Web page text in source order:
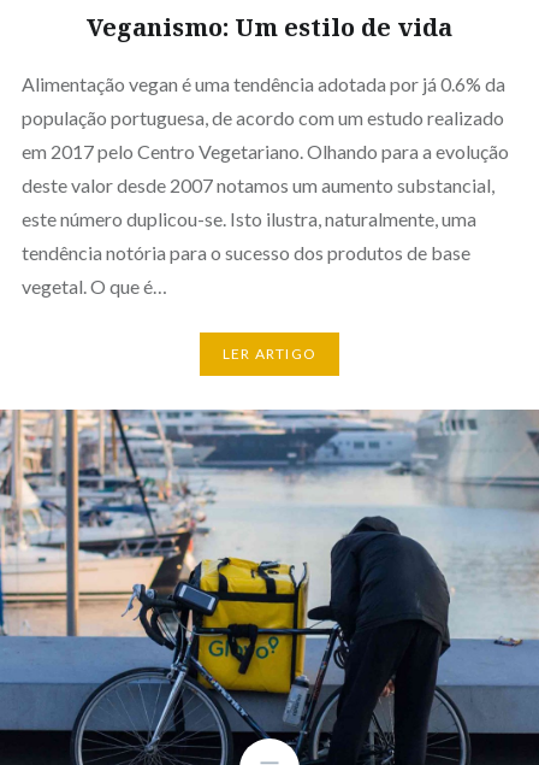
Veganismo: Um estilo de vida
Alimentação vegan é uma tendência adotada por já 0.6% da
população portuguesa, de acordo com um estudo realizado
em 2017 pelo Centro Vegetariano. Olhando para a evolução
deste valor desde 2007 notamos um aumento substancial,
este número duplicou-se. Isto ilustra, naturalmente, uma
tendência notória para o sucesso dos produtos de base
vegetal. O que é…
LER ARTIGO